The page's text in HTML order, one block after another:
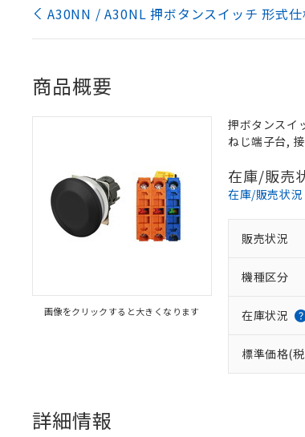
A30NN / A30NL 押ボタンスイッチ 形式
商品概要
画像をクリックすると大きくなります
押ボタンスイ
ねじ端子台,
在庫/販売
在庫/販売状
販売状況
機種区分
在庫状況
標準価格(
詳細情報